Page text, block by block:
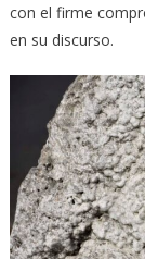
con el firme
en su discurso.